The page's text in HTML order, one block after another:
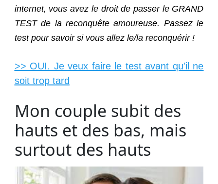
internet, vous avez le droit de passer le GRAND
TEST de la reconquête amoureuse. Passez le
test pour savoir si vous allez le/la reconquérir !
>> OUI. Je veux faire le test avant qu'il ne
soit trop tard
Mon couple subit des
hauts et des bas, mais
surtout des hauts